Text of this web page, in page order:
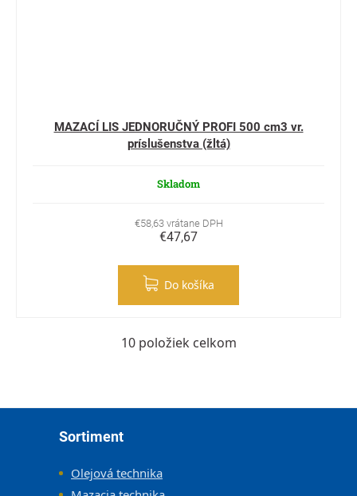
MAZACÍ LIS JEDNORUČNÝ PROFI 500 cm3 vr.
príslušenstva (žltá)
Skladom
€58,63 vrátane DPH
€47,67
Do košíka
Ovládacie prvky výpisu
10položiek celkom
Sortiment
Olejová technika